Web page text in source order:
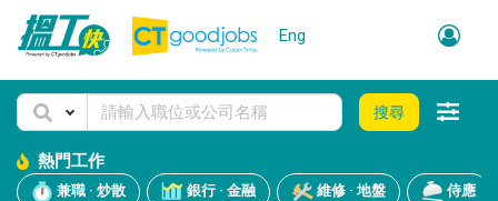
Eng
搜尋
熱門工作
兼職 · 炒散 銀行 · 金融 維修 · 地盤 侍應